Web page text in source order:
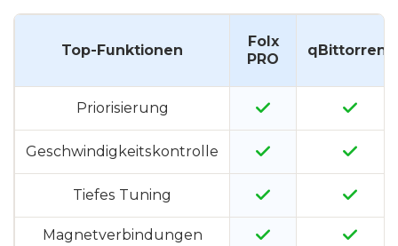
Top-Funktionen
Folx
PRO
qBittorrent
Priorisierung
Geschwindigkeitskontrolle
Tiefes Tuning
Magnetverbindungen